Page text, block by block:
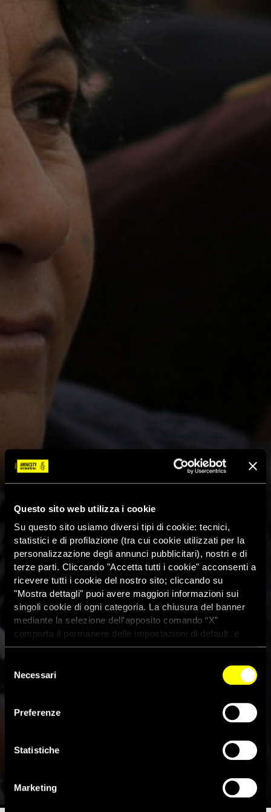
Questo sito web utilizza i cookie
Su questo sito usiamo diversi tipi di cookie: tecnici,
statistici e di profilazione (tra cui cookie utilizzati per la
personalizzazione degli annunci pubblicitari), nostri e di
terze parti. Cliccando "Accetta tutti i cookie" acconsenti a
ricevere tutti i cookie del nostro sito; cliccando su
"Mostra dettagli" puoi avere maggiori informazioni sui
singoli cookie di ogni categoria. La chiusura del banner
mediante la selezione dell'apposito comando “X”
comporta il permanere delle impostazioni di default, e
dunque la continuazione della navigazione con i cookie
dei cookie attivi sul sito clicca
Selezione
delNecessari
Preferenze
Statistiche
Marketing
“Mai più inascoltate: sono le
donne che daranno forma al
futuro della Siria!”
8 Marzo 2019